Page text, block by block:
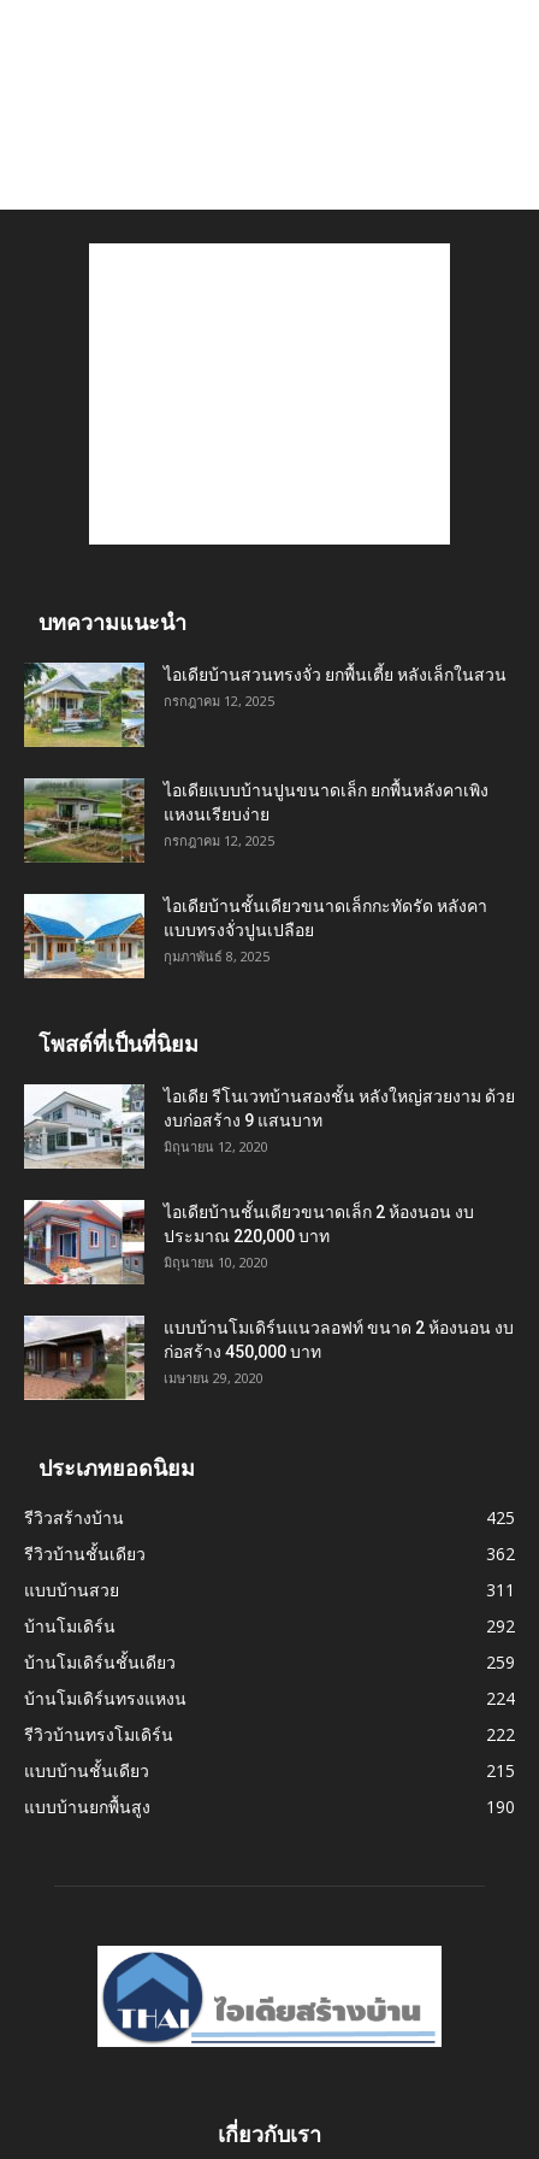
บทความแนะนำ
ไอเดียบ้านสวนทรงจั่ว ยกพื้นเตี้ย หลังเล็กในสวน
กรกฎาคม 12, 2025
ไอเดียแบบบ้านปูนขนาดเล็ก ยกพื้นหลังคาเพิง
แหงนเรียบง่าย
กรกฎาคม 12, 2025
ไอเดียบ้านชั้นเดียวขนาดเล็กกะทัดรัด หลังคา
แบบทรงจั่วปูนเปลือย
กุมภาพันธ์ 8, 2025
โพสต์ที่เป็นที่นิยม
ไอเดีย รีโนเวทบ้านสองชั้น หลังใหญ่สวยงาม ด้วย
งบก่อสร้าง 9 แสนบาท
มิถุนายน 12, 2020
ไอเดียบ้านชั้นเดียวขนาดเล็ก 2 ห้องนอน งบ
ประมาณ 220,000 บาท
มิถุนายน 10, 2020
แบบบ้านโมเดิร์นแนวลอฟท์ ขนาด 2 ห้องนอน งบ
ก่อสร้าง 450,000 บาท
เมษายน 29, 2020
ประเภทยอดนิยม
รีวิวสร้างบ้าน
425
รีวิวบ้านชั้นเดียว
362
แบบบ้านสวย
311
บ้านโมเดิร์น
292
บ้านโมเดิร์นชั้นเดียว
259
บ้านโมเดิร์นทรงแหงน
224
รีวิวบ้านทรงโมเดิร์น
222
แบบบ้านชั้นเดียว
215
แบบบ้านยกพื้นสูง
190
เกี่ยวกับเรา